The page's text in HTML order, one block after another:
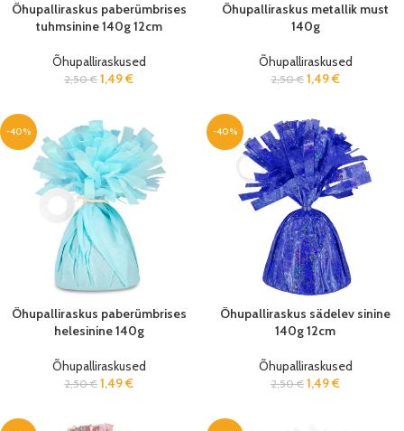
Õhupalliraskus paberümbrises
tuhmsinine 140g 12cm
Õhupalliraskused
2,50€ 1,49€
Õhupalliraskus metallik must
140g
Õhupalliraskused
2,50€ 1,49€
-40%
Õhupalliraskus paberümbrises
helesinine 140g
Õhupalliraskused
2,50€ 1,49€
-40%
Õhupalliraskus sädelev sinine
140g 12cm
Õhupalliraskused
2,50€ 1,49€